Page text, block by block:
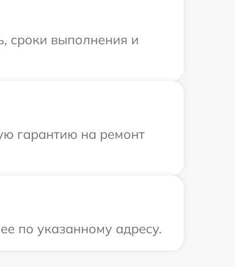
сроки выполнения и
гарантию на ремонт
по указанному адресу.